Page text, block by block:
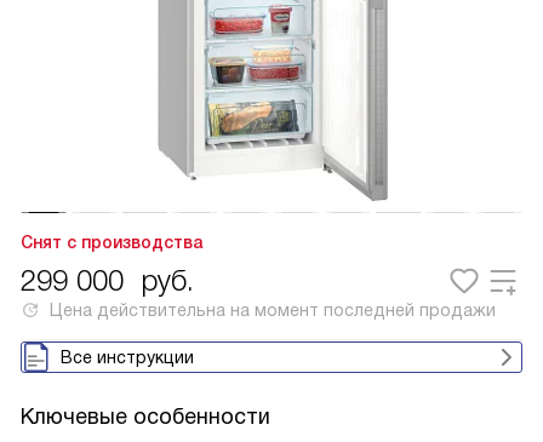
Снят с производства
299 000 руб.
Цена действительна на момент последней продажи
Все инструкции
Ключевые особенности